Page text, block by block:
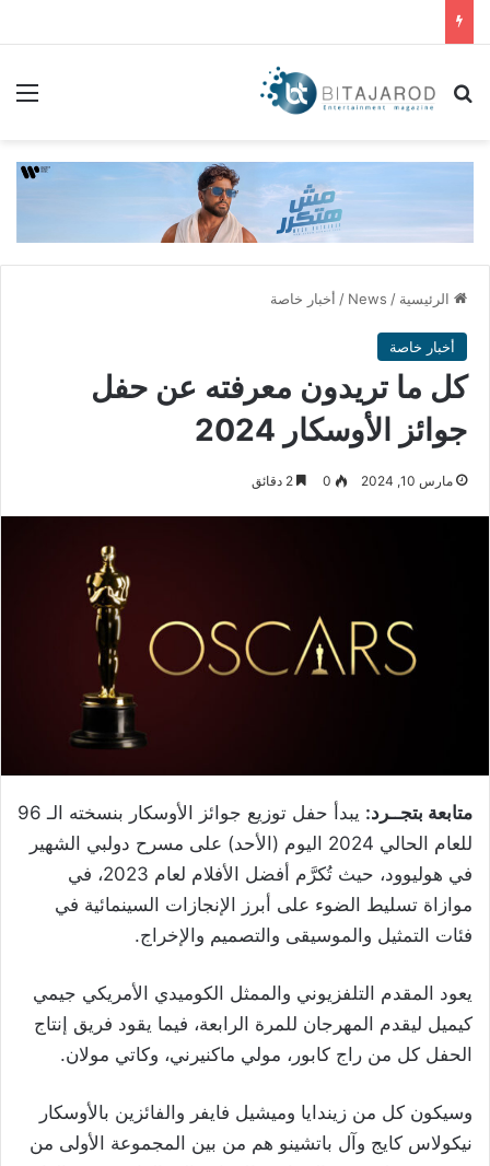
بحث عن
الرئيسية /
News
/ أخبار خاصة
أخبار خاصة
كل ما تريدون معرفته عن حفل
جوائز الأوسكار 2024
مارس 10, 2024 0
متابعة بتجــرد:
يبدأ حفل توزيع جوائز الأوسكار بنسخته الـ 96
للعام الحالي 2024 اليوم (الأحد) على مسرح دولبي الشهير
في هوليوود، حيث تُكرَّم أفضل الأفلام لعام 2023، في
موازاة تسليط الضوء على أبرز الإنجازات السينمائية في
فئات التمثيل والموسيقى والتصميم والإخراج.
يعود المقدم التلفزيوني والممثل الكوميدي الأمريكي جيمي
كيميل ليقدم المهرجان للمرة الرابعة، فيما يقود فريق إنتاج
الحفل كل من راج كابور، مولي ماكنيرني، وكاتي مولان.
وسيكون كل من زيندايا وميشيل فايفر والفائزين بالأوسكار
نيكولاس كايج وآل باتشينو هم من بين المجموعة الأولى من